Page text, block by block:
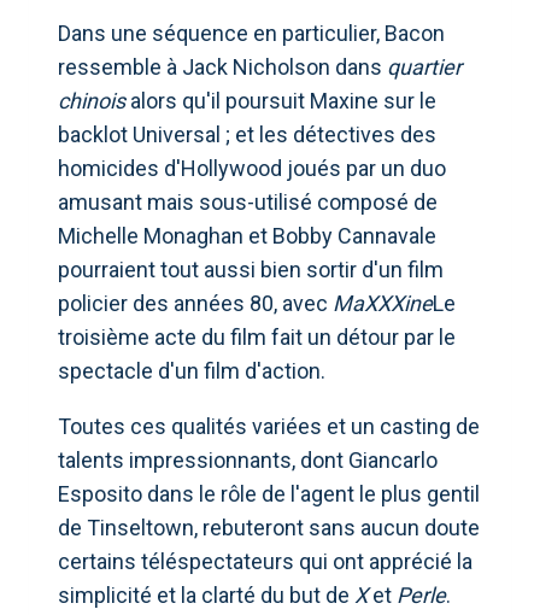
Dans une séquence en particulier, Bacon
ressemble à Jack Nicholson dans quartier
chinoisalors qu'il poursuit Maxine sur le
backlot Universal ; et les détectives des
homicides d'Hollywood joués par un duo
amusant mais sous-utilisé composé de
Michelle Monaghan et Bobby Cannavale
pourraient tout aussi bien sortir d'un film
policier des années 80, avec MaXXXineLe
troisième acte du film fait un détour par le
spectacle d'un film d'action.
Toutes ces qualités variées et un casting de
talents impressionnants, dont Giancarlo
Esposito dans le rôle de l'agent le plus gentil
de Tinseltown, rebuteront sans aucun doute
certains téléspectateurs qui ont apprécié la
simplicité et la clarté du but de Xet Perle.